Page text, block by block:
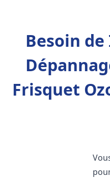
Besoin
Frisquet